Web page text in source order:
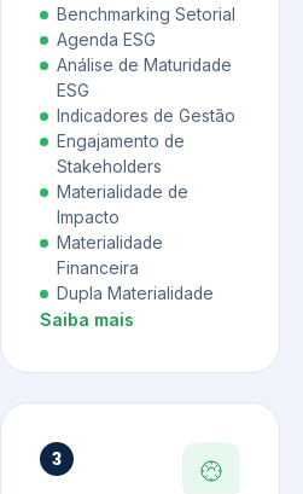
Benchmarking Setorial
Agenda ESG
Análise de Maturidade
ESG
Indicadores de Gestão
Engajamento de
Stakeholders
Materialidade de
Impacto
Materialidade
Financeira
Dupla Materialidade
Saiba mais
3